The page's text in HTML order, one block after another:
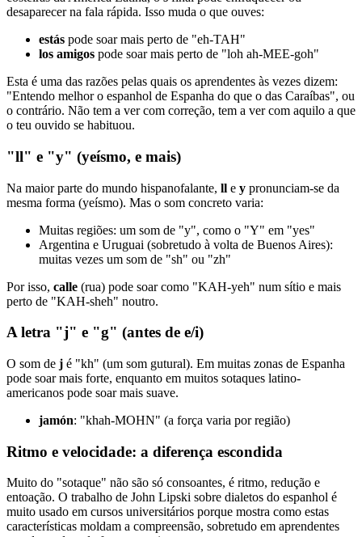
desaparecer na fala rápida. Isso muda o que ouves:
estás pode soar mais perto de "eh-TAH"
los amigos pode soar mais perto de "loh ah-MEE-goh"
Esta é uma das razões pelas quais os aprendentes às vezes dizem:
"Entendo melhor o espanhol de Espanha do que o das Caraíbas", ou
o contrário. Não tem a ver com correção, tem a ver com aquilo a que
o teu ouvido se habituou.
"ll" e "y" (yeísmo, e mais)
Na maior parte do mundo hispanofalante, ll e y pronunciam-se da
mesma forma (yeísmo). Mas o som concreto varia:
Muitas regiões: um som de "y", como o "Y" em "yes"
Argentina e Uruguai (sobretudo à volta de Buenos Aires):
muitas vezes um som de "sh" ou "zh"
Por isso, calle (rua) pode soar como "KAH-yeh" num sítio e mais
perto de "KAH-sheh" noutro.
A letra "j" e "g" (antes de e/i)
O som de j é "kh" (um som gutural). Em muitas zonas de Espanha
pode soar mais forte, enquanto em muitos sotaques latino-
americanos pode soar mais suave.
jamón: "khah-MOHN" (a força varia por região)
Ritmo e velocidade: a diferença escondida
Muito do "sotaque" não são só consoantes, é ritmo, redução e
entoação. O trabalho de John Lipski sobre dialetos do espanhol é
muito usado em cursos universitários porque mostra como estas
características moldam a compreensão, sobretudo em aprendentes